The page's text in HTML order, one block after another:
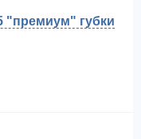
"премиум" губки